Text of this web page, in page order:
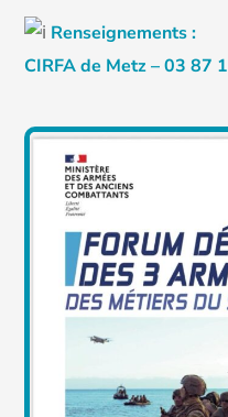
Renseignements :
CIRFA de Metz – 03 87